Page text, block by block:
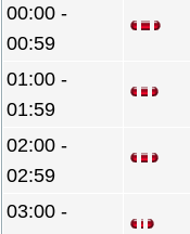
00:00 -
00:59
01:00 -
01:59
02:00 -
02:59
03:00 -